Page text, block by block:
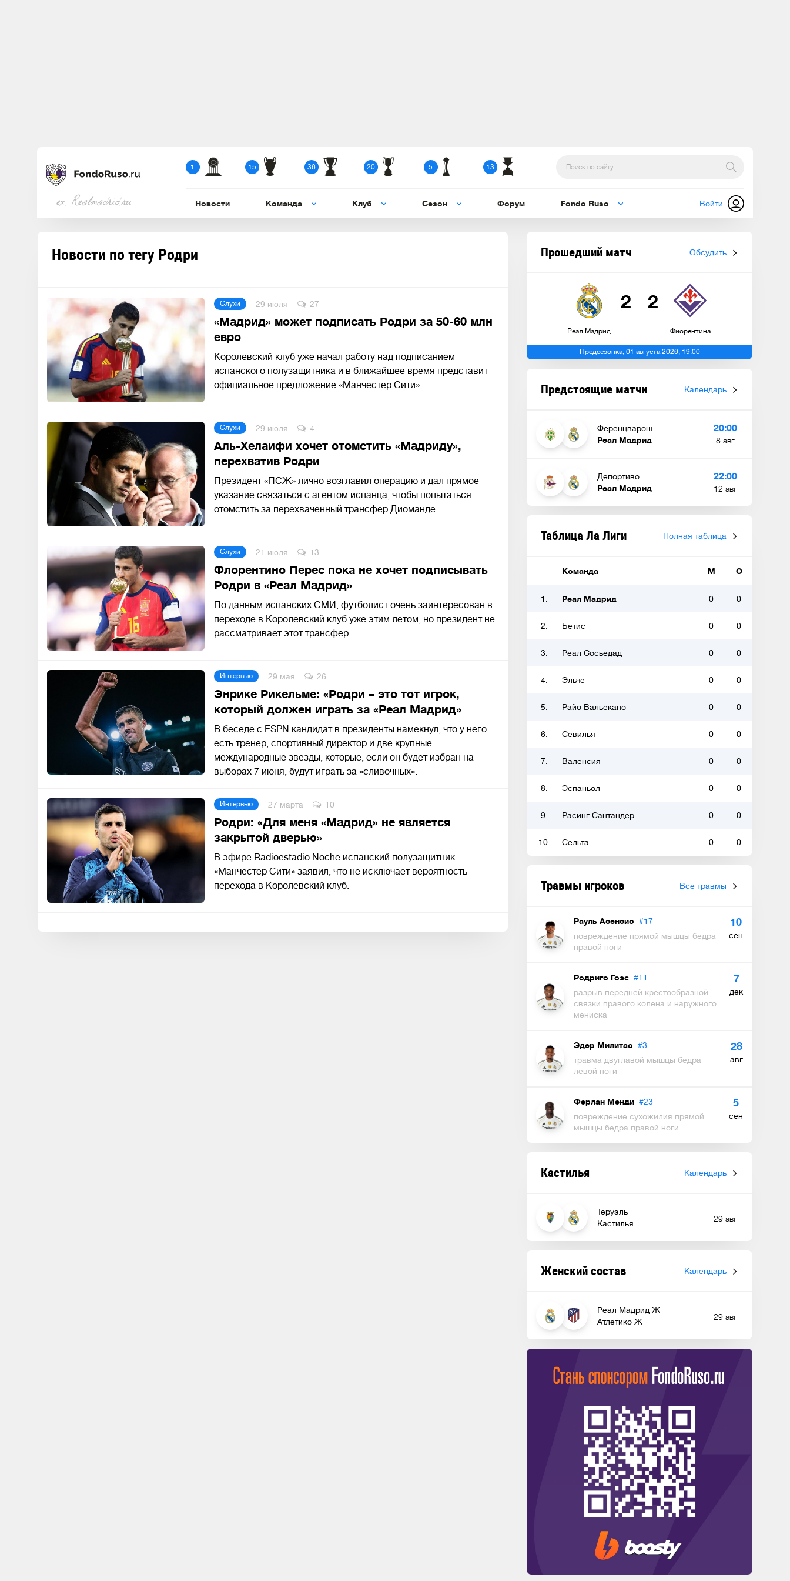
ex. Realmadrid.ru
1 15 36 20 5 13
Новости Команда Клуб Сезон Форум Fondo Ruso Войти
Новости по тегу Родри
Слухи 29 июля 27
«Мадрид» может подписать Родри за 50-60 млн
евро
Королевский клуб уже начал работу над подписанием
испанского полузащитника и в ближайшее время представит
официальное предложение «Манчестер Сити».
Слухи 29 июля 4
Аль-Хелаифи хочет отомстить «Мадриду»,
перехватив Родри
Президент «ПСЖ» лично возглавил операцию и дал прямое
указание связаться с агентом испанца, чтобы попытаться
отомстить за перехваченный трансфер Диоманде.
Слухи 21 июля 13
Флорентино Перес пока не хочет подписывать
Родри в «Реал Мадрид»
По данным испанских СМИ, футболист очень заинтересован в
переходе в Королевский клуб уже этим летом, но президент не
рассматривает этот трансфер.
Интервью 29 мая 26
Энрике Рикельме: «Родри – это тот игрок,
который должен играть за «Реал Мадрид»
В беседе с ESPN кандидат в президенты намекнул, что у него
есть тренер, спортивный директор и две крупные
международные звезды, которые, если он будет избран на
выборах 7 июня, будут играть за «сливочных».
Интервью 27 марта 10
Родри: «Для меня «Мадрид» не является
закрытой дверью»
В эфире Radioestadio Noche испанский полузащитник
«Манчестер Сити» заявил, что не исключает вероятность
перехода в Королевский клуб.
Прошедший матч Обсудить
Реал Мадрид
2 2
Фиорентина
Предсезонка, 01 августа 2026, 19:00
Предстоящие матчи Календарь
Ференцварош
Реал Мадрид
20:00
8 авг
Депортиво
Реал Мадрид
22:00
12 авг
Таблица Ла Лиги Полная таблица
Команда М О
1. Реал Мадрид 0 0
2. Бетис 0 0
3. Реал Сосьедад 0 0
4. Эльче 0 0
5. Райо Вальекано 0 0
6. Севилья 0 0
7. Валенсия 0 0
8. Эспаньол 0 0
9. Расинг Сантандер 0 0
10. Сельта 0 0
Травмы игроков Все травмы
Рауль Асенсио #17
повреждение прямой мышцы бедра
правой ноги
10
сен
Родриго Гоэс #11
разрыв передней крестообразной
связки правого колена и наружного
мениска
7
дек
Эдер Милитао #3
травма двуглавой мышцы бедра
левой ноги
28
авг
Ферлан Менди #23
повреждение сухожилия прямой
мышцы бедра правой ноги
5
сен
Кастилья Календарь
Теруэль
Кастилья
29 авг
Женский состав Календарь
Реал Мадрид Ж
Атлетико Ж
29 авг